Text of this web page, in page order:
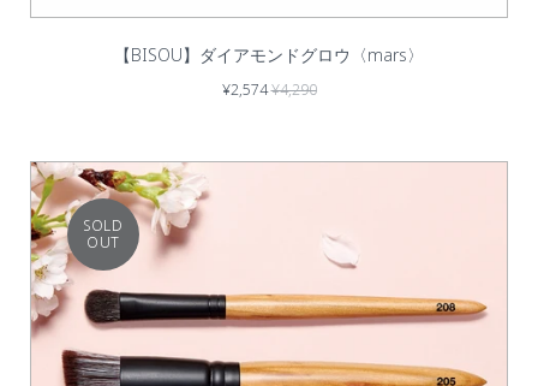
【BISOU】ダイアモンドグロウ〈mars〉
¥2,574¥4,290
SOLD
OUT